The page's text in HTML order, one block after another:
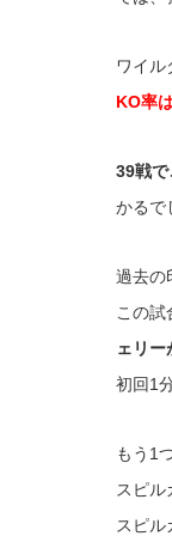
ワイル
KO率
39戦で
かるで
過去の
この試
ェリー
初回1
もう1つ
スピル
スピル